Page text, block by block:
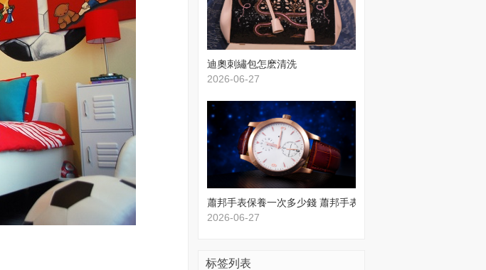
​迪奧刺繡包怎麽清洗
2026-06-27
蕭邦手表保養一次多少錢 蕭邦手表保養價格
2026-06-27
标签列表